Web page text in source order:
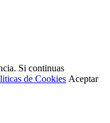
Si continuas
de Cookies Aceptar